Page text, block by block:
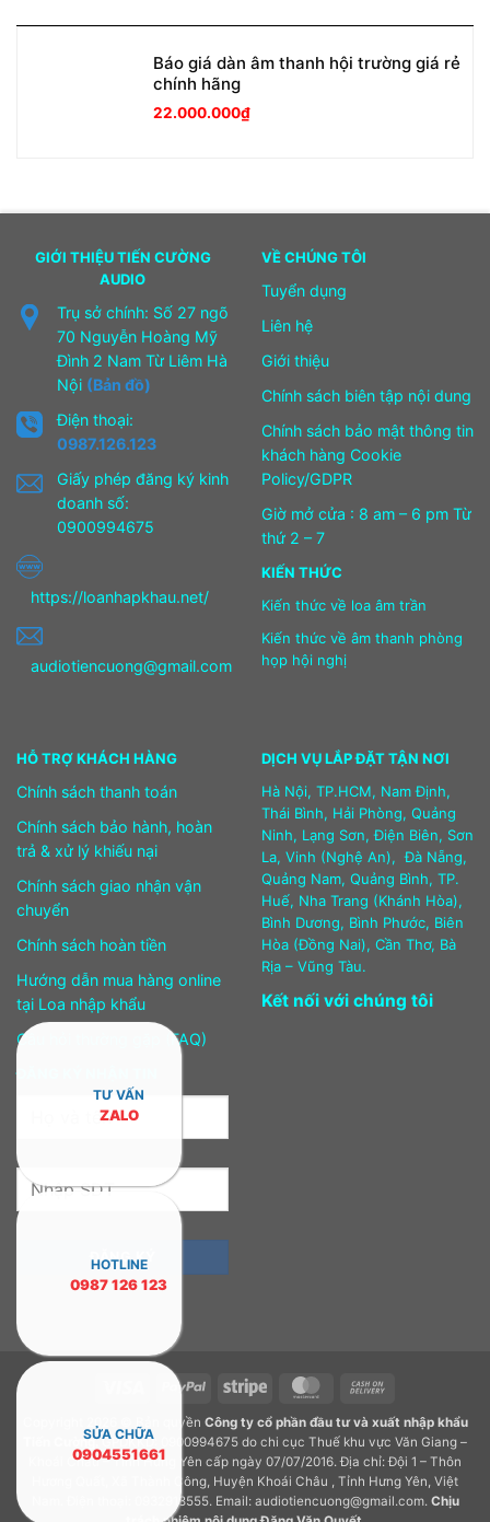
Báo giá dàn âm thanh hội trường giá rẻ
chính hãng
22.000.000₫
GIỚI THIỆU TIẾN CƯỜNG
AUDIO
Trụ sở chính: Số 27 ngõ
70 Nguyễn Hoàng Mỹ
Đình 2 Nam Từ Liêm Hà
Nội (Bản đồ)
Điện thoại:
0987.126.123
Giấy phép đăng ký kinh
doanh số:
0900994675
https://loanhapkhau.net/
audiotiencuong@gmail.com
VỀ CHÚNG TÔI
Tuyển dụng
Liên hệ
Giới thiệu
Chính sách biên tập nội dung
Chính sách bảo mật thông tin
khách hàng Cookie
Policy/GDPR
Giờ mở cửa : 8 am – 6 pm Từ
thứ 2 – 7
KIẾN THỨC
Kiến thức về loa âm trần
Kiến thức về âm thanh phòng
họp hội nghị
HỖ TRỢ KHÁCH HÀNG
Chính sách thanh toán
Chính sách bảo hành, hoàn
trả & xử lý khiếu nại
Chính sách giao nhận vận
chuyển
Chính sách hoàn tiền
Hướng dẫn mua hàng online
tại Loa nhập khẩu
Câu hỏi thường gặp (FAQ)
DỊCH VỤ LẮP ĐẶT TẬN NƠI
Hà Nội, TP.HCM, Nam Định,
Thái Bình, Hải Phòng, Quảng
Ninh, Lạng Sơn, Điện Biên, Sơn
La, Vinh (Nghệ An), Đà Nẵng,
Quảng Nam, Quảng Bình, TP.
Huế, Nha Trang (Khánh Hòa),
Bình Dương, Bình Phước, Biên
Hòa (Đồng Nai), Cần Thơ, Bà
Rịa – Vũng Tàu.
Kết nối với chúng tôi
PayPal Stripe MasterCard
Delivery
Copyright 2026 © Bản quyền Công ty cổ phần đầu tư và xuất nhập khẩu
Tiến Cường.GPDKKD: 0900994675 do chi cục Thuế khu vực Văn Giang –
Khoái Châu – Tỉnh Hưng Yên cấp ngày 07/07/2016. Địa chỉ: Đội 1 – Thôn
Hương Quất, Xã Thành Công, Huyện Khoái Châu , Tỉnh Hưng Yên, Việt
Nam. Điện thoại: 0932918555. Email: audiotiencuong@gmail.com. Chịu
TƯ VẤN
ZALO
HOTLINE
0987 126 123
SỬA CHỮA
0904551661